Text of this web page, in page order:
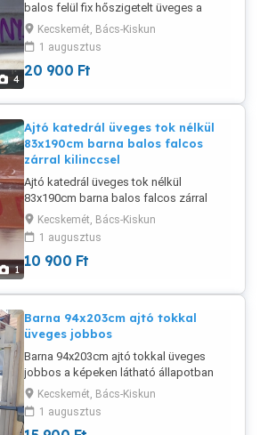
4
balos felül fix hőszigetelt üveges a
képeken látható megkímélt állapotban
eladó. Beépítő méret a címben. Szét is
vágható fix és nyíló ablaknak vagy ajtó
mellé bevilágítónak.
Kecskemét, Bács-Kiskun
1 augusztus
20 900 Ft
1
Ajtó katedrál üveges tok nélkül
83x190cm barna balos falcos
zárral kilinccsel
Ajtó katedrál üveges tok nélkül
83x190cm barna balos falcos zárral
kilinccsel a képeken látható állapotban
eladó.
Kecskemét, Bács-Kiskun
1 augusztus
10 900 Ft
Barna 94x203cm ajtó tokkal
üveges jobbos
Barna 94x203cm ajtó tokkal üveges
jobbos a képeken látható állapotban
eladó. Ez a beépítő méret! Az ajtólap
83x190cm.
Kecskemét, Bács-Kiskun
1 augusztus